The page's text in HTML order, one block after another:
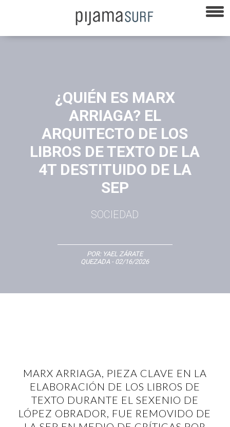
¿QUIÉN ES MARX
ARRIAGA? EL
ARQUITECTO DE LOS
LIBROS DE TEXTO DE LA
4T DESTITUIDO DE LA
SEP
SOCIEDAD
POR: YAEL ZÁRATE
QUEZADA - 02/16/2026
MARX ARRIAGA, PIEZA CLAVE EN LA
ELABORACIÓN DE LOS LIBROS DE
TEXTO DURANTE EL SEXENIO DE
LÓPEZ OBRADOR, FUE REMOVIDO DE